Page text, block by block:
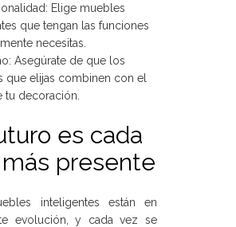
Elige muebles
que tengan las funciones
necesitas.
Asegúrate de que los
que elijas combinen con el
tu decoración.
es cada
presente
inteligentes están en
evolución, y cada vez se